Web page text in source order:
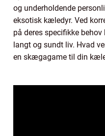
og underholdende
eksotisk kæledyr. Ved
på deres specifikke
langt og sundt liv. Hvad
en skægagame til din